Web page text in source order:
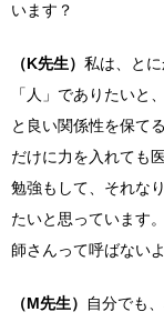
います？
（K先生） 私は、と
「人」でありたいと
と良い関係性を保て
だけに力を入れても
勉強もして、それな
たいと思っています
師さんって呼ばない
（M先生） 自分でも